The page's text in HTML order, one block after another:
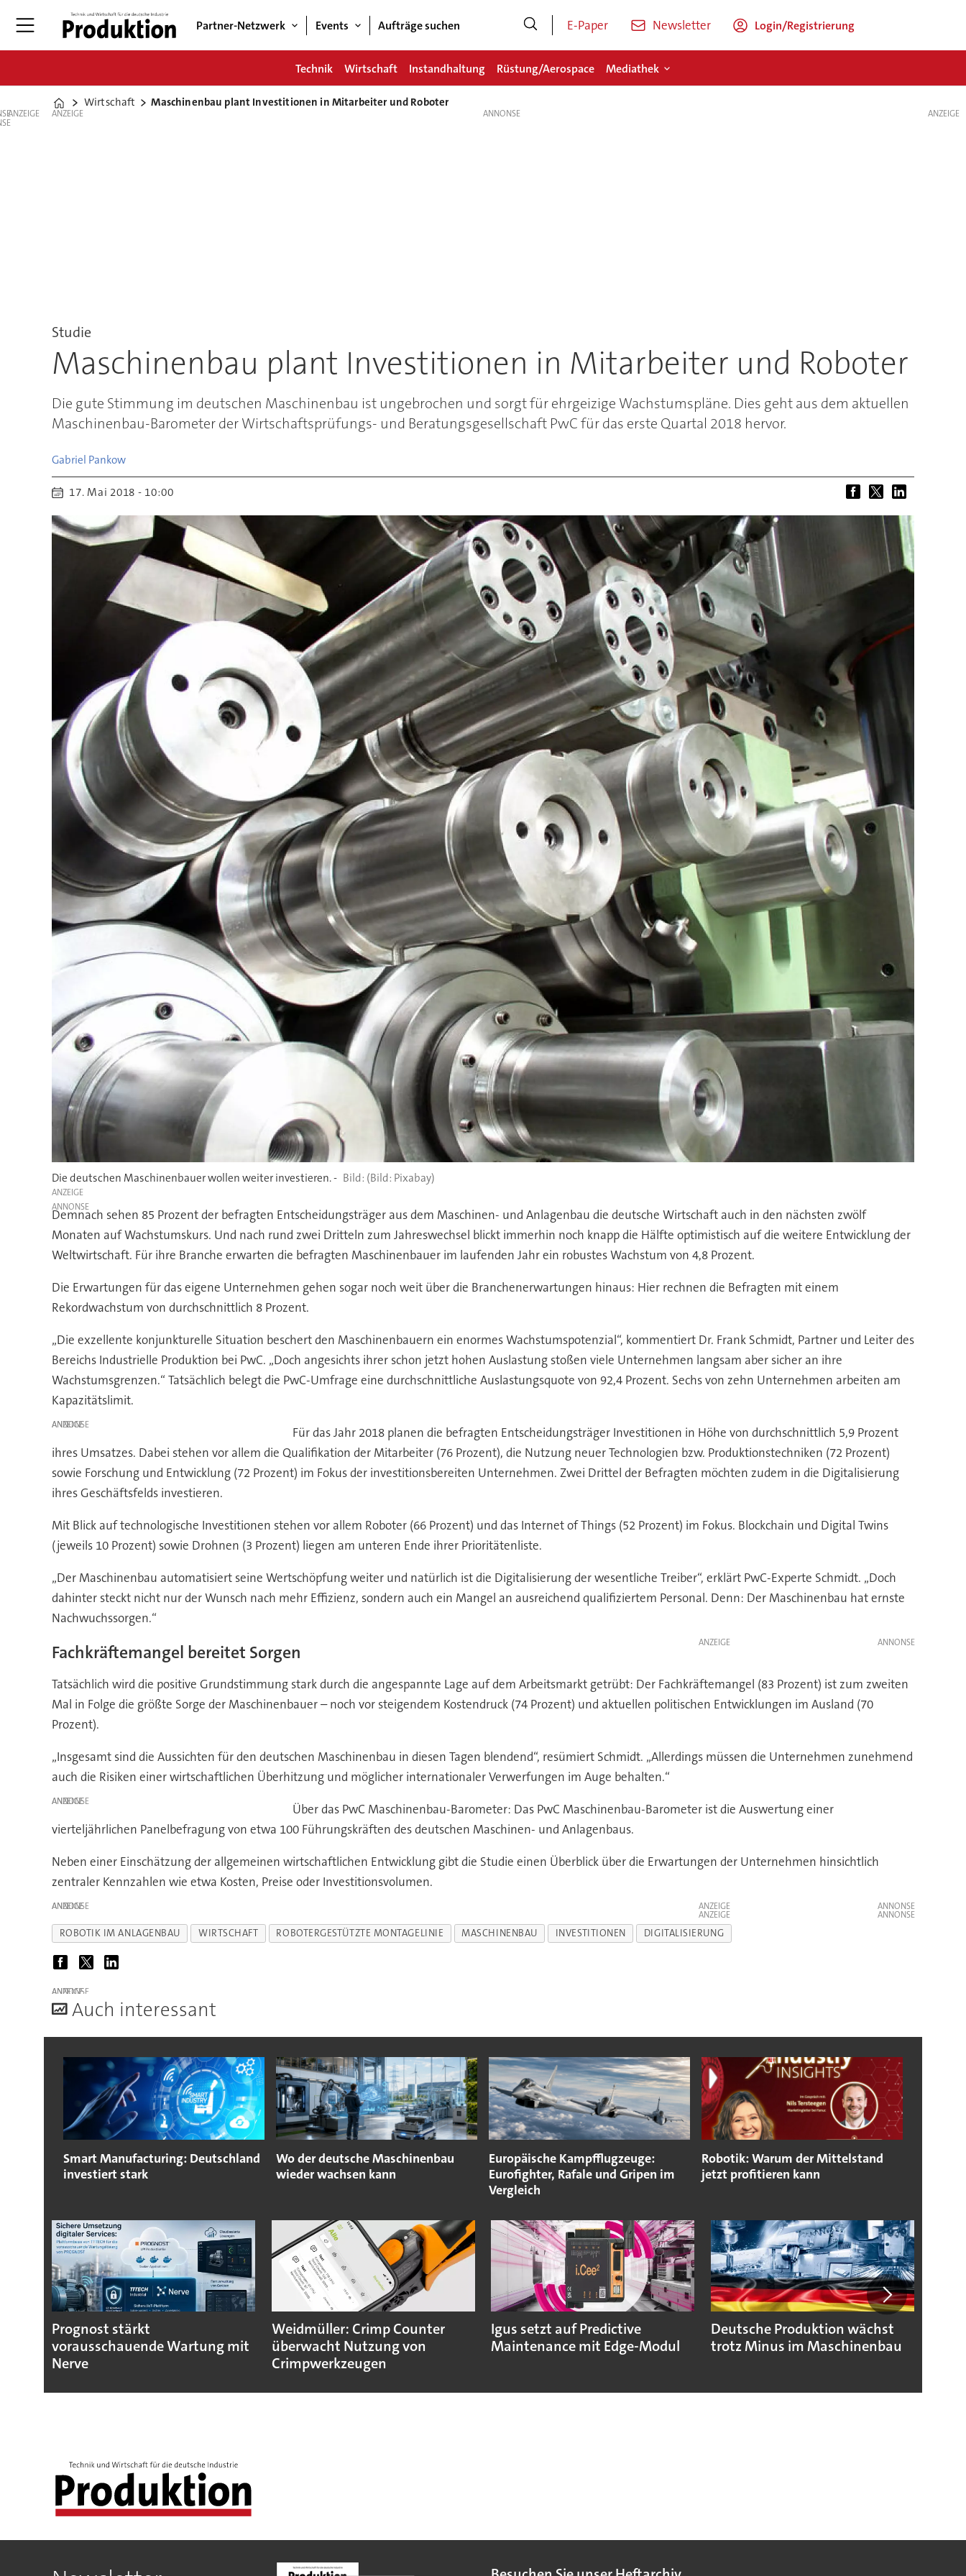
Partner-Netzwerk Events Aufträge suchen E-Paper Newsletter Login/Registrierung
Technik Wirtschaft Instandhaltung Rüstung/Aerospace Mediathek
Home
Wirtschaft Maschinenbau plant Investitionen in Mitarbeiter und Roboter
ANZEIGE ANZEIGE
Studie
Maschinenbau plant Investitionen in Mitarbeiter und Roboter
Die gute Stimmung im deutschen Maschinenbau ist ungebrochen und sorgt für ehrgeizige Wachstumspläne. Dies geht aus dem aktuellen
Maschinenbau-Barometer der Wirtschaftsprüfungs- und Beratungsgesellschaft PwC für das erste Quartal 2018 hervor.
Gabriel Pankow
17. Mai 2018 - 10:00
Die deutschen Maschinenbauer wollen weiter investieren. - (Bild: Pixabay)
ANZEIGE
Demnach sehen 85 Prozent der befragten Entscheidungsträger aus dem Maschinen- und Anlagenbau die deutsche Wirtschaft auch in den nächsten zwölf
Monaten auf Wachstumskurs. Und nach rund zwei Dritteln zum Jahreswechsel blickt immerhin noch knapp die Hälfte optimistisch auf die weitere Entwicklung der
Weltwirtschaft. Für ihre Branche erwarten die befragten Maschinenbauer im laufenden Jahr ein robustes Wachstum von 4,8 Prozent.
Die Erwartungen für das eigene Unternehmen gehen sogar noch weit über die Branchenerwartungen hinaus: Hier rechnen die Befragten mit einem
Rekordwachstum von durchschnittlich 8 Prozent.
„Die exzellente konjunkturelle Situation beschert den Maschinenbauern ein enormes Wachstumspotenzial“, kommentiert Dr. Frank Schmidt, Partner und Leiter des
Bereichs Industrielle Produktion bei PwC. „Doch angesichts ihrer schon jetzt hohen Auslastung stoßen viele Unternehmen langsam aber sicher an ihre
Wachstumsgrenzen.“ Tatsächlich belegt die PwC-Umfrage eine durchschnittliche Auslastungsquote von 92,4 Prozent. Sechs von zehn Unternehmen arbeiten am
Kapazitätslimit.
ANZEIGE
Für das Jahr 2018 planen die befragten Entscheidungsträger Investitionen in Höhe von durchschnittlich 5,9 Prozent
ihres Umsatzes. Dabei stehen vor allem die Qualifikation der Mitarbeiter (76 Prozent), die Nutzung neuer Technologien bzw. Produktionstechniken (72 Prozent)
sowie Forschung und Entwicklung (72 Prozent) im Fokus der investitionsbereiten Unternehmen. Zwei Drittel der Befragten möchten zudem in die Digitalisierung
ihres Geschäftsfelds investieren.
Mit Blick auf technologische Investitionen stehen vor allem Roboter (66 Prozent) und das Internet of Things (52 Prozent) im Fokus. Blockchain und Digital Twins
(jeweils 10 Prozent) sowie Drohnen (3 Prozent) liegen am unteren Ende ihrer Prioritätenliste.
„Der Maschinenbau automatisiert seine Wertschöpfung weiter und natürlich ist die Digitalisierung der wesentliche Treiber“, erklärt PwC-Experte Schmidt. „Doch
dahinter steckt nicht nur der Wunsch nach mehr Effizienz, sondern auch ein Mangel an ausreichend qualifiziertem Personal. Denn: Der Maschinenbau hat ernste
Nachwuchssorgen.“
ANZEIGE
Fachkräftemangel bereitet Sorgen
Tatsächlich wird die positive Grundstimmung stark durch die angespannte Lage auf dem Arbeitsmarkt getrübt: Der Fachkräftemangel (83 Prozent) ist zum zweiten
Mal in Folge die größte Sorge der Maschinenbauer – noch vor steigendem Kostendruck (74 Prozent) und aktuellen politischen Entwicklungen im Ausland (70
Prozent).
„Insgesamt sind die Aussichten für den deutschen Maschinenbau in diesen Tagen blendend“, resümiert Schmidt. „Allerdings müssen die Unternehmen zunehmend
auch die Risiken einer wirtschaftlichen Überhitzung und möglicher internationaler Verwerfungen im Auge behalten.“
ANZEIGE
Über das PwC Maschinenbau-Barometer: Das PwC Maschinenbau-Barometer ist die Auswertung einer
vierteljährlichen Panelbefragung von etwa 100 Führungskräften des deutschen Maschinen- und Anlagenbaus.
Neben einer Einschätzung der allgemeinen wirtschaftlichen Entwicklung gibt die Studie einen Überblick über die Erwartungen der Unternehmen hinsichtlich
zentraler Kennzahlen wie etwa Kosten, Preise oder Investitionsvolumen.
ANZEIGE
ANZEIGE
ANZEIGE
ROBOTIK IM ANLAGENBAU WIRTSCHAFT ROBOTERGESTÜTZTE MONTAGELINIE MASCHINENBAU INVESTITIONEN DIGITALISIERUNG
ANZEIGE
Auch interessant
Smart Manufacturing: Deutschland
investiert stark
Wo der deutsche Maschinenbau
wieder wachsen kann
Europäische Kampfflugzeuge:
Eurofighter, Rafale und Gripen im
Vergleich
Robotik: Warum der Mittelstand
jetzt profitieren kann
Prognost stärkt
vorausschauende Wartung mit
Nerve
Weidmüller: Crimp Counter
überwacht Nutzung von
Crimpwerkzeugen
Igus setzt auf Predictive
Maintenance mit Edge-Modul
Deutsche Produktion wächst
trotz Minus im Maschinenbau
ANZEIGE